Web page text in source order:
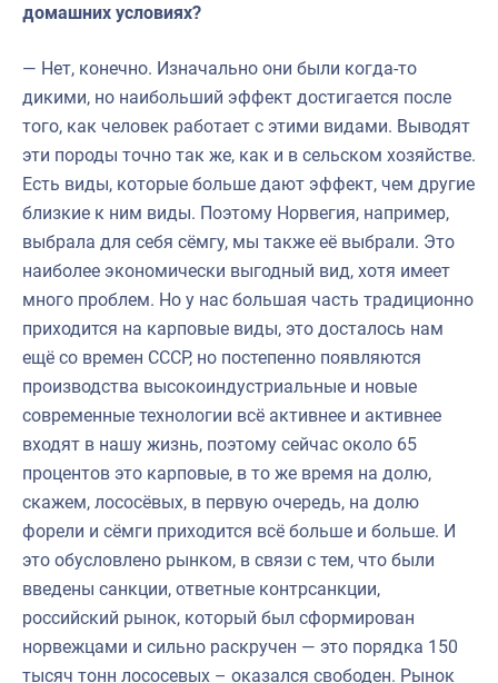
домашних условиях?
— Нет, конечно. Изначально они были когда-то
дикими, но наибольший эффект достигается после
того, как человек работает с этими видами. Выводят
эти породы точно так же, как и в сельском хозяйстве.
Есть виды, которые больше дают эффект, чем другие
близкие к ним виды. Поэтому Норвегия, например,
выбрала для себя сёмгу, мы также её выбрали. Это
наиболее экономически выгодный вид, хотя имеет
много проблем. Но у нас большая часть традиционно
приходится на карповые виды, это досталось нам
ещё со времен СССР, но постепенно появляются
производства высокоиндустриальные и новые
современные технологии всё активнее и активнее
входят в нашу жизнь, поэтому сейчас около 65
процентов это карповые, в то же время на долю,
скажем, лососёвых, в первую очередь, на долю
форели и сёмги приходится всё больше и больше. И
это обусловлено рынком, в связи с тем, что были
введены санкции, ответные контрсанкции,
российский рынок, который был сформирован
норвежцами и сильно раскручен — это порядка 150
тысяч тонн лососевых – оказался свободен. Рынок